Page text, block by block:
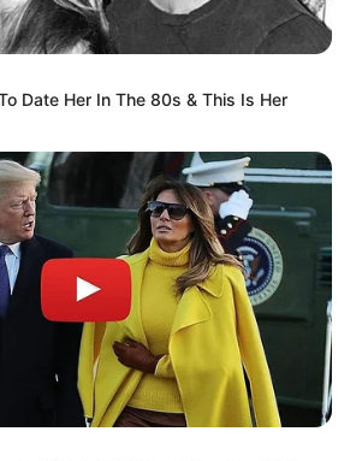
Date Her In The 80s & This Is Her